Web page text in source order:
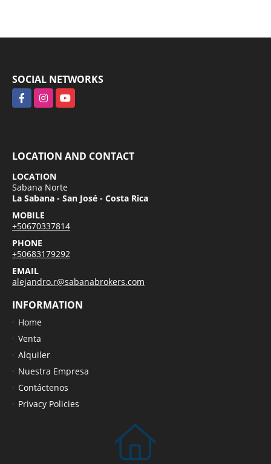
SOCIAL NETWORKS
FacebookInstagramYouTube
LOCATION AND CONTACT
LOCATION
Sabana Norte
La Sabana - San José - Costa Rica
MOBILE
+50670337814
PHONE
+50683179292
EMAIL
alejandro.r@sabanabrokers.com
INFORMATION
Home
Venta
Alquiler
Nuestra Empresa
Contáctenos
Privacy Policies